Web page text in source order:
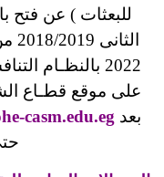
للبعثات ) عن فتح
2022 بالنظـام
على موقع قطـاع
بعد casm.edu.eg